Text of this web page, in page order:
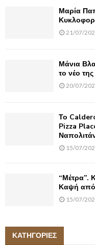
Μαρία
21/07/
Μάνια
το νέο
20/07/
Το
Pizza
15/07/
“Μέτρα”.
Καψή από
15/07/
ΚΑΤΗΓΟΡΙΕΣ